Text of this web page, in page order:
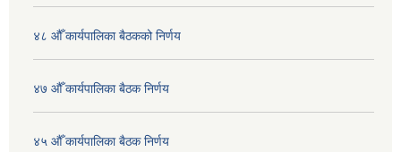
४८ औँ कार्यपालिका बैठकको निर्णय
४७ औँ कार्यपालिका बैठक निर्णय
४५ औँ कार्यपालिका बैठक निर्णय